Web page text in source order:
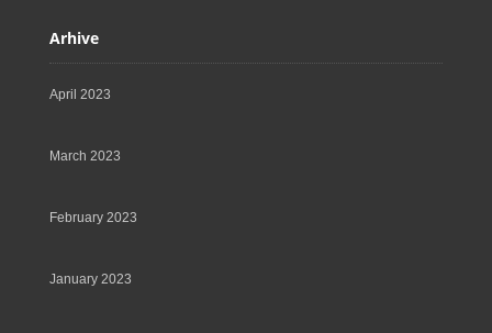
Arhive
April 2023
March 2023
February 2023
January 2023